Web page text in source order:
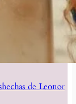
de Leonor